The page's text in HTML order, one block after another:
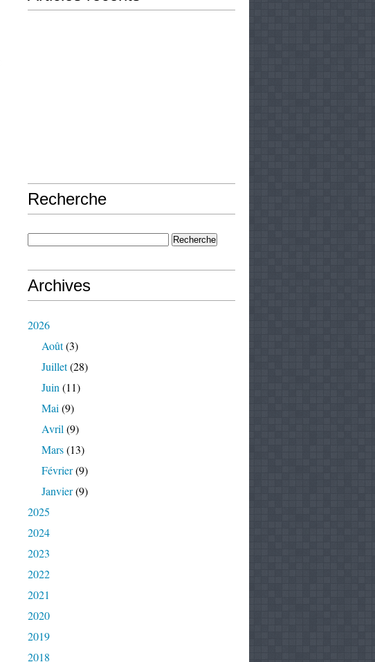
Recherche
Archives
2026
Août(3)
Juillet(28)
Juin (11)
Mai (9)
Avril (9)
Mars(13)
Février(9)
Janvier(9)
2025
2024
2023
2022
2021
2020
2019
2018